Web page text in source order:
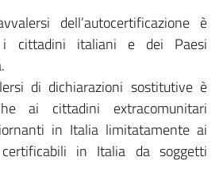
dell’autocertificazione è
cittadini italiani e dei Paesi
di dichiarazioni sostitutive è
ai cittadini extracomunitari
in Italia limitatamente ai
in Italia da soggetti